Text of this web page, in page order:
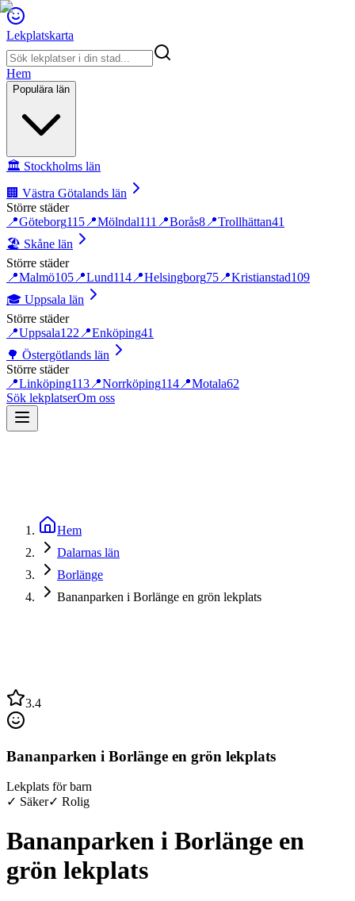
Lekplatskarta
Hem
Populära län
🏛️ Stockholms län
🏢 Västra Götalands län
Större städer
📍Göteborg115 📍Mölndal111 📍Borås8 📍Trollhättan41
🏖️ Skåne län
Större städer
📍Malmö105 📍Lund114 📍Helsingborg75 📍Kristianstad109
🎓 Uppsala län
Större städer
📍Uppsala122 📍Enköping41
🌳 Östergötlands län
Större städer
📍Linköping113 📍Norrköping114 📍Motala62
Sök lekplatserOm oss
Hem
Dalarnas län
Borlänge
Bananparken i Borlänge en grön lekplats
3.4
Bananparken i Borlänge en grön lekplats
Lekplats för barn
✓ Säker✓ Rolig
Bananparken i Borlänge en
grön lekplats